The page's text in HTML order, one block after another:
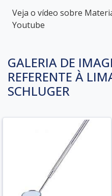
Veja o vídeo sobre
Youtube
GALERIA DE
REFERENTE À
SCHLUGER